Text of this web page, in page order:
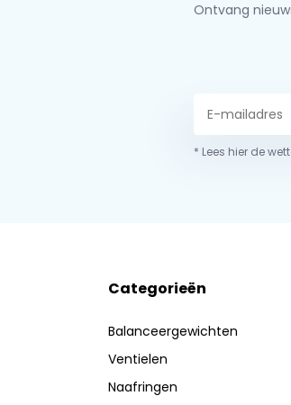
Ontvang
* Lees hier de
Categorieën
Balanceergewichten
Ventielen
Naafringen